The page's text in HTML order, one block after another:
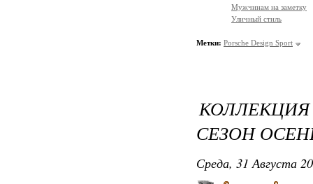
Мужчинам на заметку
Уличный стиль
Метки: Porsche Design Sport
СЕЗОН
Среда, 31 Августа